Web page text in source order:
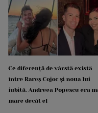
Ce diferență de vârstă există
între Rareș Cojoc și noua lui
iubită. Andreea Popescu era
mare decât el